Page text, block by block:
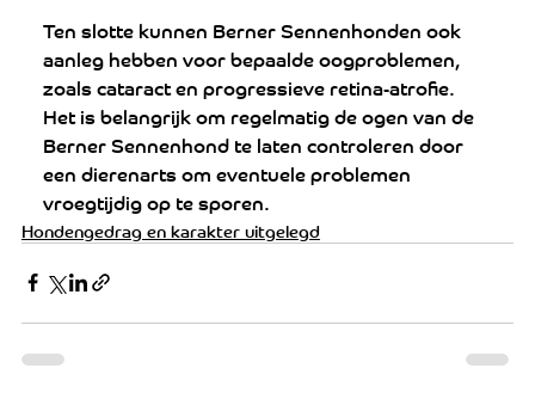
Ten slotte kunnen Berner Sennenhonden ook
aanleg hebben voor bepaalde oogproblemen,
zoals cataract en progressieve retina-atrofie.
Het is belangrijk om regelmatig de ogen van de
Berner Sennenhond te laten controleren door
een dierenarts om eventuele problemen
vroegtijdig op te sporen.
Hondengedrag en karakter uitgelegd